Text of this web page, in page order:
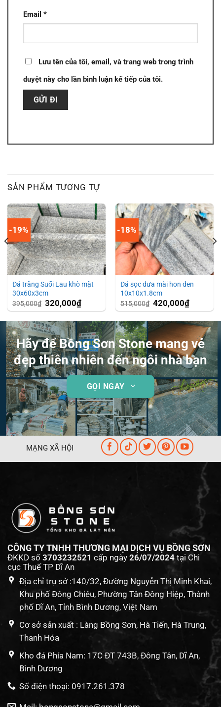
Email *
Lưu tên của tôi, email, và trang web trong trình
duyệt này cho lần bình luận kế tiếp của tôi.
SẢN PHẨM TƯƠNG TỰ
-19%
Đá trắng Suối Lau khò mặt
30x60x3cm
395,000₫ Giá
395,000₫.
320,000₫Giá
là:
320,000₫.
-18%
Đá sọc dưa mài hon đen
10x10x1.8cm
515,000₫ Giá
515,000₫.
420,000₫Giá
là:
420,000₫.
Hãy để Bồng Sơn Stone mang vẻ
đẹp thiên nhiên đến ngôi nhà bạn
GỌI NGAY
MẠNG XÃ HỘI
CÔNG TY TNHH THƯƠNG MẠI DỊCH VỤ BỒNG SƠN
ĐKKD số 3703232521 cấp ngày 26/07/2024tại Chi
cục Thuế TP Dĩ An
Địa chỉ trụ sở :140/32, Đường Nguyễn Thị Minh Khai,
Khu phố Đông Chiêu, Phường Tân Đông Hiệp, Thành
phố Dĩ An, Tỉnh Bình Dương, Việt Nam
Cơ sở sản xuất : Làng Bồng Sơn, Hà Tiến, Hà Trung,
Thanh Hóa
Kho đá Phía Nam: 17C ĐT 743B, Đông Tân, Dĩ An,
Bình Dương
Số điện thoại: 0917.261.378